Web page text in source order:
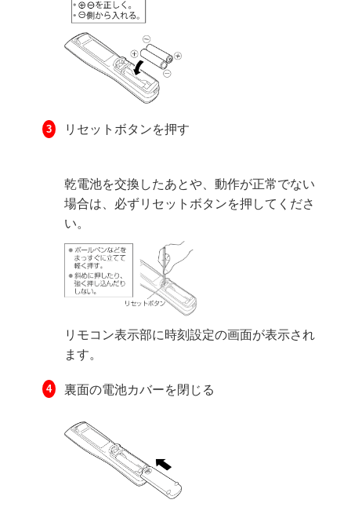
リセットボタンを押す
乾電池を交換したあとや、動作が正常でない
場合は、必ずリセットボタンを押してくださ
い。
リモコン表示部に時刻設定の画面が表示され
ます。
裏面の電池カバーを閉じる